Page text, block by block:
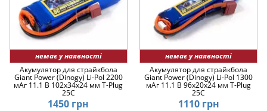
немає у наявності
Акумулятор для страйкбола
Giant Power (Dinogy) Li-Pol 2200
мАг 11.1 В 102x34x24 мм T-Plug
25C
1450 грн
немає у наявності
Акумулятор для страйкбола
Giant Power (Dinogy) Li-Pol 1300
мАг 11.1 В 96x20x24 мм T-Plug
25C
1110 грн